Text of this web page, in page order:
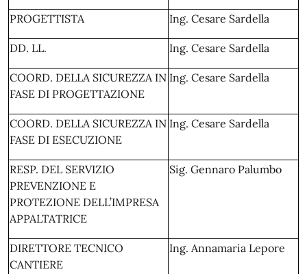
PROGETTISTA Ing. Cesare Sardella
DD. LL. Ing. Cesare Sardella
COORD. DELLA SICUREZZA IN
FASE DI PROGETTAZIONE
Ing. Cesare Sardella
COORD. DELLA SICUREZZA IN
FASE DI ESECUZIONE
Ing. Cesare Sardella
RESP. DEL SERVIZIO
PREVENZIONE E
PROTEZIONE DELL’IMPRESA
APPALTATRICE
Sig. Gennaro Palumbo
DIRETTORE TECNICO
CANTIERE
Ing. Annamaria Lepore